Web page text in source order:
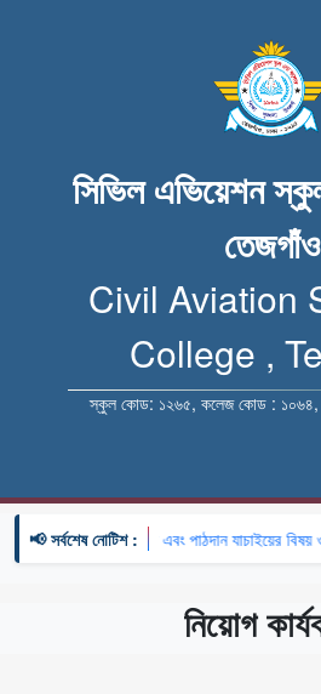
সিভিল এভিয়েশন
তেজগাঁও
Civil Aviation
College ,
স্কুল কোড: ১২৬৫, কলেজ কোড :
📢 সর্বশেষ নোটিশ :
লিখিত পরীক্ষার ফলাফল এবং পাঠদান যাচাইয়ের বিষয় ও
নিয়োগ